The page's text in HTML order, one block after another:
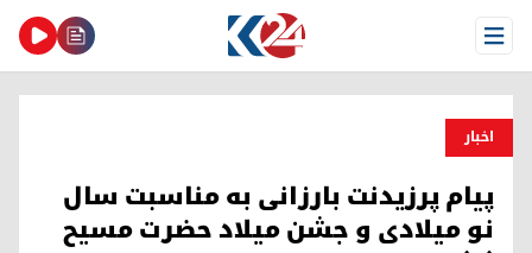
Open Menu
اخبار
پیام پرزیدنت بارزانی به مناسبت سال
نو میلادی و جشن میلاد حضرت مسیح